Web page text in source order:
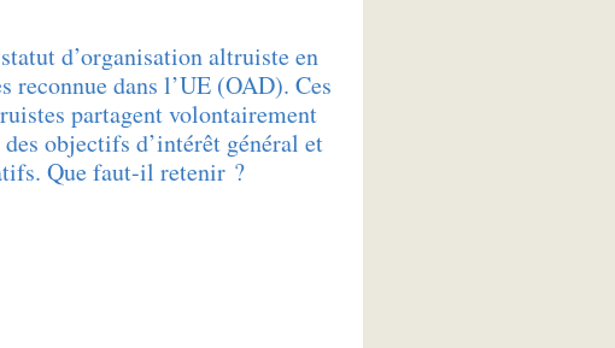
d’organisation altruiste en
reconnue dans l’UE (OAD). Ces
partagent volontairement
des objectifs d’intérêt général et
Que faut-il retenir ?